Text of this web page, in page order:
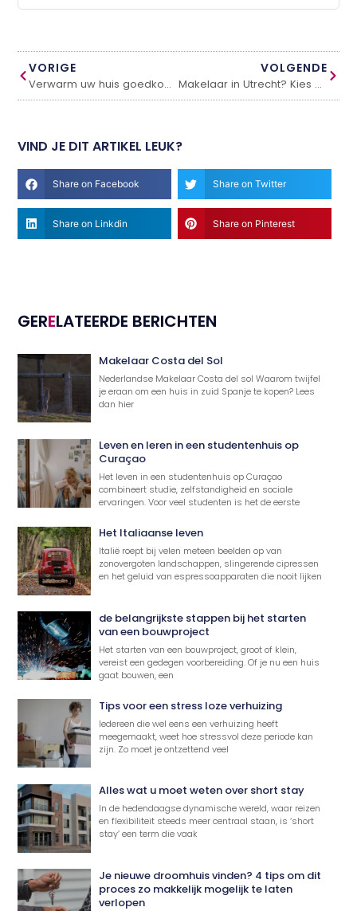
VORIGE
Verwarm uw huis goedkoop met een elektrische kachel
VOLGENDE
Makelaar in Utrecht? Kies Paul Dijkstra
VIND JE DIT ARTIKEL LEUK?
Share on Facebook Share on Twitter
Share on Linkdin Share on Pinterest
GERELATEERDE BERICHTEN
Makelaar Costa del Sol
Nederlandse Makelaar Costa del sol Waarom twijfel
je eraan om een huis in zuid Spanje te kopen? Lees
dan hier
Leven en leren in een studentenhuis op
Curaçao
Het leven in een studentenhuis op Curaçao
combineert studie, zelfstandigheid en sociale
ervaringen. Voor veel studenten is het de eerste
Het Italiaanse leven
Italië roept bij velen meteen beelden op van
zonovergoten landschappen, slingerende cipressen
en het geluid van espressoapparaten die nooit lijken
de belangrijkste stappen bij het starten
van een bouwproject
Het starten van een bouwproject, groot of klein,
vereist een gedegen voorbereiding. Of je nu een huis
gaat bouwen, een
Tips voor een stress loze verhuizing
Iedereen die wel eens een verhuizing heeft
meegemaakt, weet hoe stressvol deze periode kan
zijn. Zo moet je ontzettend veel
Alles wat u moet weten over short stay
In de hedendaagse dynamische wereld, waar reizen
en flexibiliteit steeds meer centraal staan, is ‘short
stay’ een term die vaak
Je nieuwe droomhuis vinden? 4 tips om dit
proces zo makkelijk mogelijk te laten
verlopen